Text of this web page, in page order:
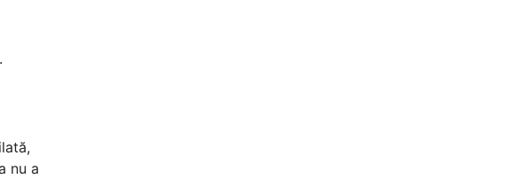
nu a